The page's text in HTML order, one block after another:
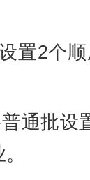
2个顺
批设置